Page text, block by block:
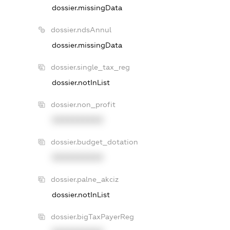
dossier.missingData
dossier.ndsAnnul
dossier.missingData
dossier.single_tax_reg
dossier.notInList
dossier.non_profit
dossier.budget_dotation
dossier.palne_akciz
dossier.notInList
dossier.bigTaxPayerReg